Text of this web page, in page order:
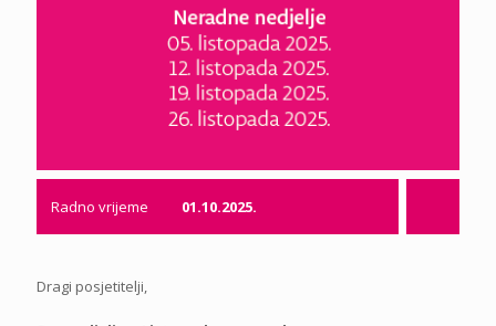
Radno vrijeme 01.10.2025.
Dragi posjetitelji,